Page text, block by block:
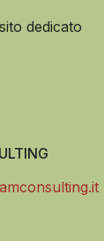
dedicato